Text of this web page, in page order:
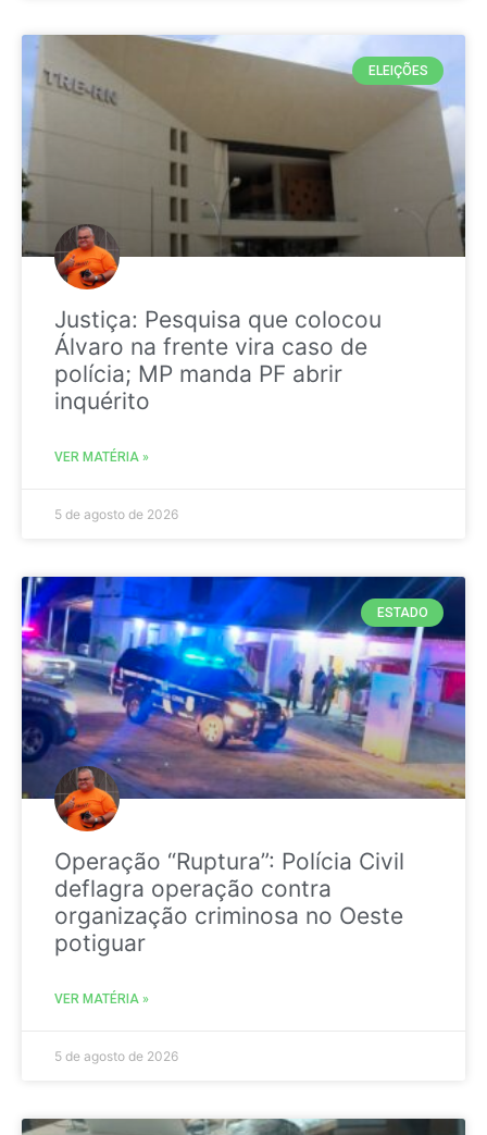
ELEIÇÕES
Justiça: Pesquisa que colocou
Álvaro na frente vira caso de
polícia; MP manda PF abrir
inquérito
VER MATÉRIA »
5 de agosto de 2026
ESTADO
Operação “Ruptura”: Polícia Civil
deflagra operação contra
organização criminosa no Oeste
potiguar
VER MATÉRIA »
5 de agosto de 2026